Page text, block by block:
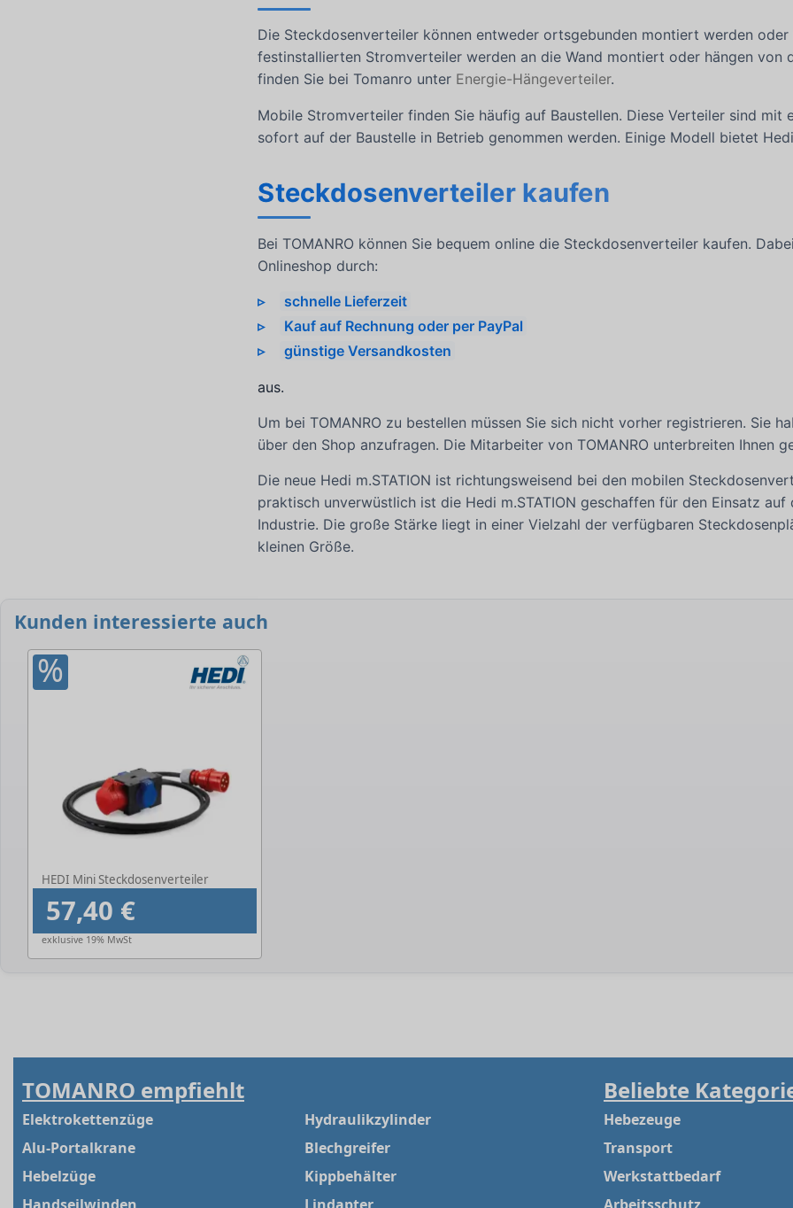
Die Steckdosenverteiler können entweder ortsgebunden montiert werden
festinstallierten Stromverteiler werden an die Wand montiert oder hängen von
finden Sie bei Tomanro unter Energie-Hängeverteiler.
Mobile Stromverteiler finden Sie häufig auf Baustellen. Diese Verteiler sind mit
sofort auf der Baustelle in Betrieb genommen werden. Einige Modell bietet
Steckdosenverteiler kaufen
Bei TOMANRO können Sie bequem online die Steckdosenverteiler kaufen.
Onlineshop durch:
schnelle Lieferzeit
Kauf auf Rechnung oder per PayPal
günstige Versandkosten
aus.
Um bei TOMANRO zu bestellen müssen Sie sich nicht vorher registrieren. Sie
über den Shop anzufragen. Die Mitarbeiter von TOMANRO unterbreiten Ihnen
Die neue Hedi m.STATION ist richtungsweisend bei den mobilen
praktisch unverwüstlich ist die Hedi m.STATION geschaffen für den Einsatz
Industrie. Die große Stärke liegt in einer Vielzahl der verfügbaren
kleinen Größe.
Kunden interessierte auch
%
HEDI Mini Steckdosenverteiler
57,40 €
exklusive 19% MwSt
TOMANRO empfiehlt
Elektrokettenzüge
Alu-Portalkrane
Hebelzüge
Handseilwinden
Hydraulikzylinder
Blechgreifer
Kippbehälter
Lindapter
Beliebte
Hebezeuge
Transport
Werkstattbedarf
Arbeitsschutz